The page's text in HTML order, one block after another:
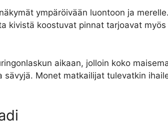
ympäröivään luontoon ja
kivistä koostuvat pinnat tarjoavat
aikaan, jolloin koko
Monet matkailijat tulevatkin